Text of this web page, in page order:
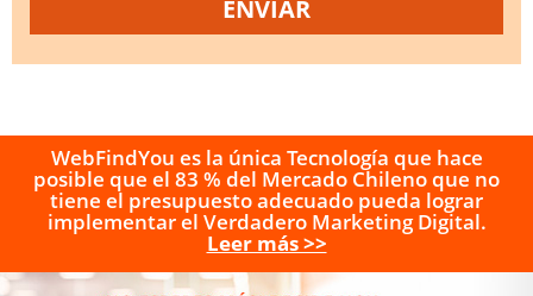
WebFindYou es la única Tecnología que hace
posible que el 83 % del Mercado Chileno que no
tiene el presupuesto adecuado pueda lograr
implementar el Verdadero Marketing Digital.
Leer más >>